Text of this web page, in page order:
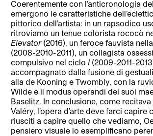
Coerentemente con l’anticronologia
emergono le caratteristiche
pittorico dell’artista: in un rapsodico
ritroviamo un tenue colorista rococò
Elevator(2016), un feroce fauvista
(2008-2010-2011), un collagista
compulsivo nel cicloI (2009-2011-
accompagnato dalla fusione di
alla de Kooning e Twombly, con la
Wilde e il modus operandi dei suoi
Baselitz. In conclusione, come
Valéry, l’opera d’arte deve farci capire
riusciti a capire quello che vediamo,
pensiero visuale lo esemplificano